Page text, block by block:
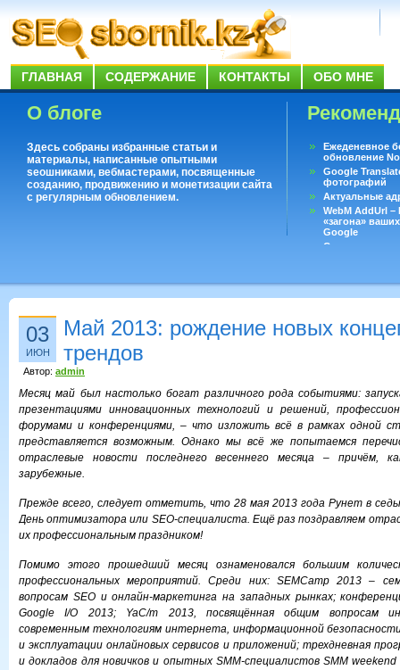
ГЛАВНАЯ СОДЕРЖАНИЕ КОНТАКТЫ ОБО МНЕ
О блоге
Здесь собраны избранные статьи и
материалы, написанные опытными
seoшниками, вебмастерами, посвященные
созданию, продвижению и монетизации сайта
с регулярным обновлением.
Ежеденевное
обновление
Google
фотографий
Актуальные
WebM AddUrl
«загона»
Google
Существует
03
ИЮН
Май 2013: рождение новых
трендов
Автор: admin
Месяц май был настолько богат различного рода событиями:
презентациями инновационных технологий и решений,
форумами и конференциями, – что изложить всё в рамках одной
представляется возможным. Однако мы всё же попытаемся
отраслевые новости последнего весеннего месяца – причём,
зарубежные.
Прежде всего, следует отметить, что 28 мая 2013 года Рунет в
День оптимизатора или SEO-специалиста. Ещё раз поздравляем
их профессиональным праздником!
Помимо этого прошедший месяц ознаменовался большим
профессиональных мероприятий. Среди них: SEMCamp 2013 –
вопросам SEO и онлайн-маркетинга на западных рынках;
Google I/O 2013; YaC/m 2013, посвящённая общим вопросам
современным технологиям интернета, информационной
и эксплуатации онлайновых сервисов и приложений; трехдневная
и докладов для новичков и опытных SMM-специалистов SMM